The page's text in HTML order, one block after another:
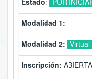
Estado: POR
Modalidad 1:
Modalidad 2: Virtual
Inscripción: